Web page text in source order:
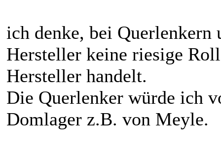
ich denke, bei Querlenkern
Hersteller keine riesige
Hersteller handelt.
Die Querlenker würde ich
Domlager z.B. von Meyle.